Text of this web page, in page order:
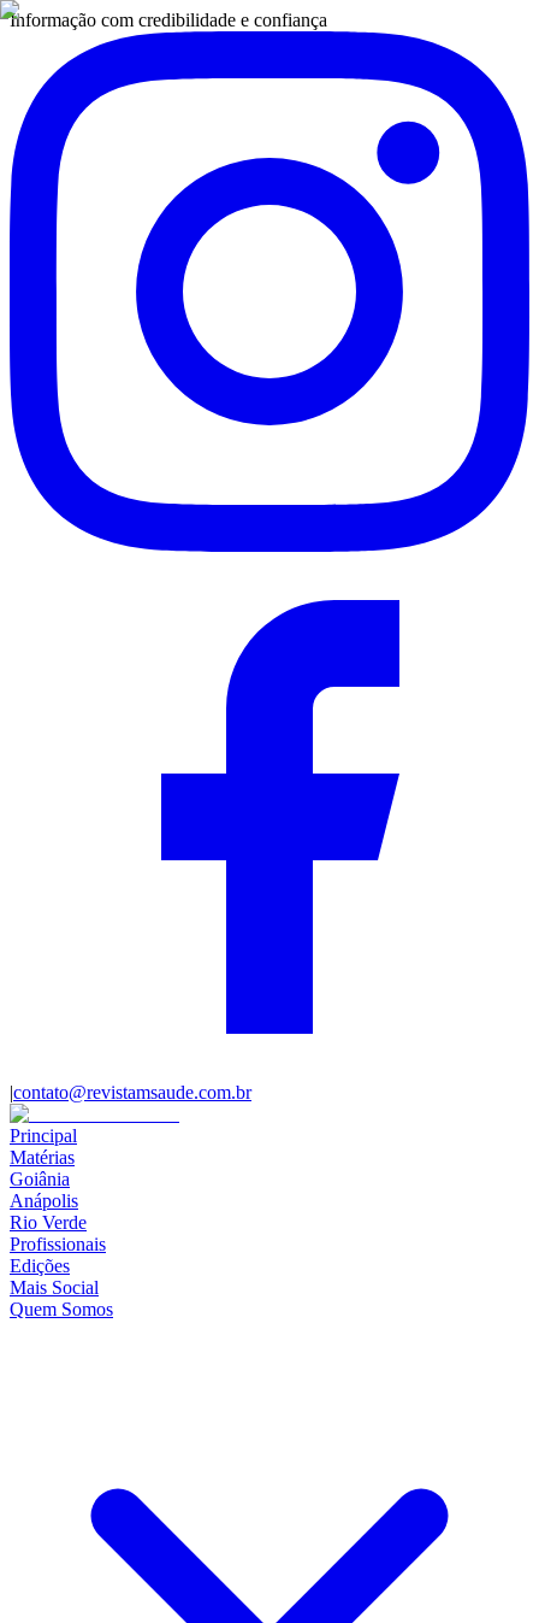
Informação com credibilidade e confiança
|contato@revistamsaude.com.br
Principal
Matérias
Goiânia
Anápolis
Rio Verde
Profissionais
Edições
Mais Social
Quem Somos